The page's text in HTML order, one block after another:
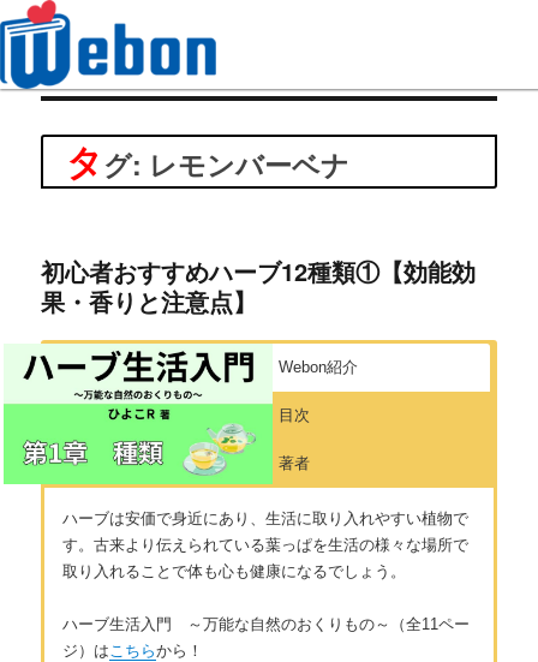
タ グ: レモンバーベナ
初心者おすすめハーブ12種類①【効能効
果・香りと注意点】
Webon紹介
目次
著者
ハーブは安価で身近にあり、生活に取り入れやすい植物で
す。古来より伝えられている葉っぱを生活の様々な場所で
取り入れることで体も心も健康になるでしょう。
ハーブ生活入門 ～万能な自然のおくりもの～（全11ペー
ジ）はこちらから！